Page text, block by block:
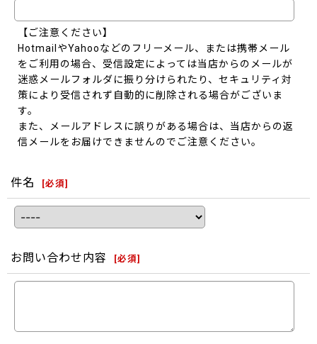
【ご注意ください】
HotmailやYahooなどのフリーメール、または携帯メール
をご利用の場合、受信設定によっては当店からのメールが
迷惑メールフォルダに振り分けられたり、セキュリティ対
策により受信されず自動的に削除される場合がございま
す。
また、メールアドレスに誤りがある場合は、当店からの返
信メールをお届けできませんのでご注意ください。
件名 [必須]
お問い合わせ内容 [必須]